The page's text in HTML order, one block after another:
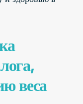
веса